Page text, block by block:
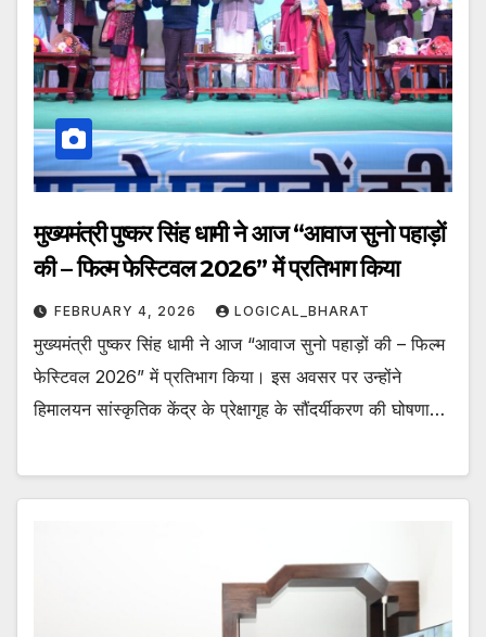
मुख्यमंत्री पुष्कर सिंह धामी ने आज “आवाज सुनो पहाड़ों
की – फिल्म फेस्टिवल 2026” में प्रतिभाग किया
FEBRUARY 4, 2026 LOGICAL_BHARAT
मुख्यमंत्री पुष्कर सिंह धामी ने आज “आवाज सुनो पहाड़ों की – फिल्म
फेस्टिवल 2026” में प्रतिभाग किया। इस अवसर पर उन्होंने
हिमालयन सांस्कृतिक केंद्र के प्रेक्षागृह के सौंदर्यीकरण की घोषणा…